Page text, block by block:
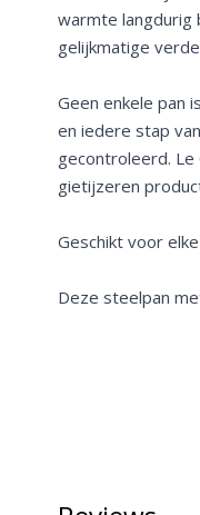
warmte langdurig
gelijkmatige
Geen enkele pan
en iedere stap
gecontroleerd.
gietijzeren
Geschikt voor
Deze steelpan